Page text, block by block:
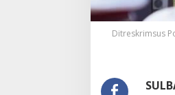
Ditreskrimsus